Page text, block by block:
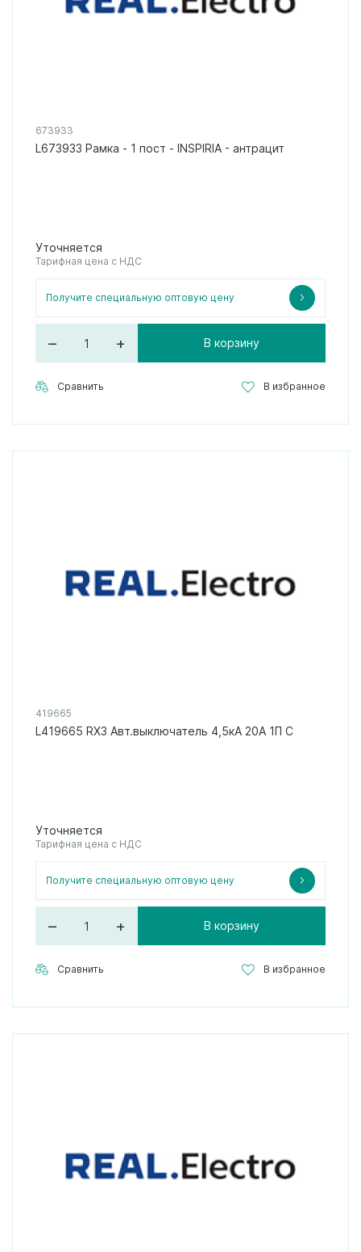
673933
L673933 Рамка - 1 пост - INSPIRIA - антрацит
Уточняется
Тарифная цена с НДС
Получите специальную оптовую цену
– + В корзину
Сравнить В избранное
419665
L419665 RX3 Авт.выключатель 4,5кА 20А 1П C
Уточняется
Тарифная цена с НДС
Получите специальную оптовую цену
– + В корзину
Сравнить В избранное